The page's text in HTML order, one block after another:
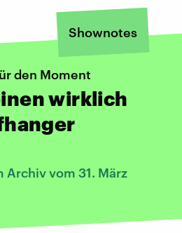
Shownotes
den Moment
wirklich
Archiv vom 31. März